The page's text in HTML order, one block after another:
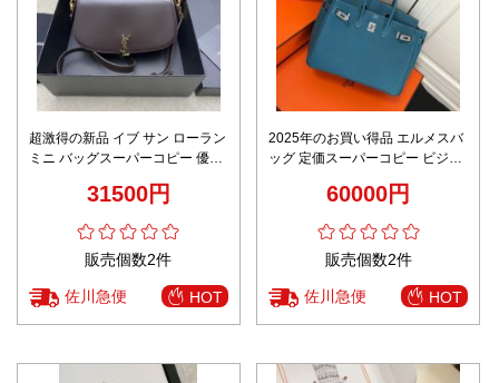
超激得の新品 イブ サン ローラン
ミニ バッグスーパーコピー 優雅
31500円
販売個数2件
佐川急便 HOT
2025年のお買い得品 エルメスバ
ッグ 定価スーパーコピー ビジネ
60000円
販売個数2件
佐川急便 HOT